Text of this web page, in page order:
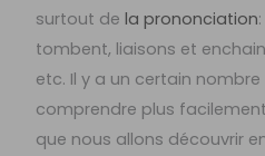
surtout dela prononciation
tombent, liaisons et
etc. Il y a un certain
comprendre plus facilement
que nous allons découvrir